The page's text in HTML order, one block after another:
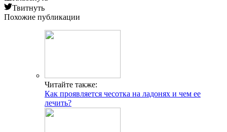
Твитнуть
Похожие публикации
Читайте также:
Как проявляется чесотка на ладонях и чем ее
лечить?